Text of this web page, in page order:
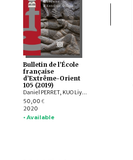
Bulletin de l’École
française
d’Extrême-Orient
105 (2019)
Daniel PERRET, KUO Liying, Andrew HARDY, Frédéric GIRARD, Jiří JÁKL, Pauline SEBILLAUD, LIU Xiaoxi, AGUSTIJANTO INDRAJAYA, Véronique DEGROOT, Franciscus VERELLEN, Nicolas CANE, INDUNG PANCA PUTRA, ARY SETYASTUTI, SUBAGYO PRAMUMIJOYO, AGNI SESARIA MOCHTAR, Patrick DALY, Edmund EDWARDS MCKINNON, R. Michael FEENER, TAI YEW SENG , ARDIANSYAH , Andrew PARNELL, NIZAMUDDIN , Nazli ISMAIL, Kerry SIEH, Jedrzej MAJEWSKI, Max DEEG, Elizabeth BERGER, HOU Kan, SUKAWATI SUSETYO, MOHD. SHERMAN BIN SAUFFI
50,00 €
2020
• Available